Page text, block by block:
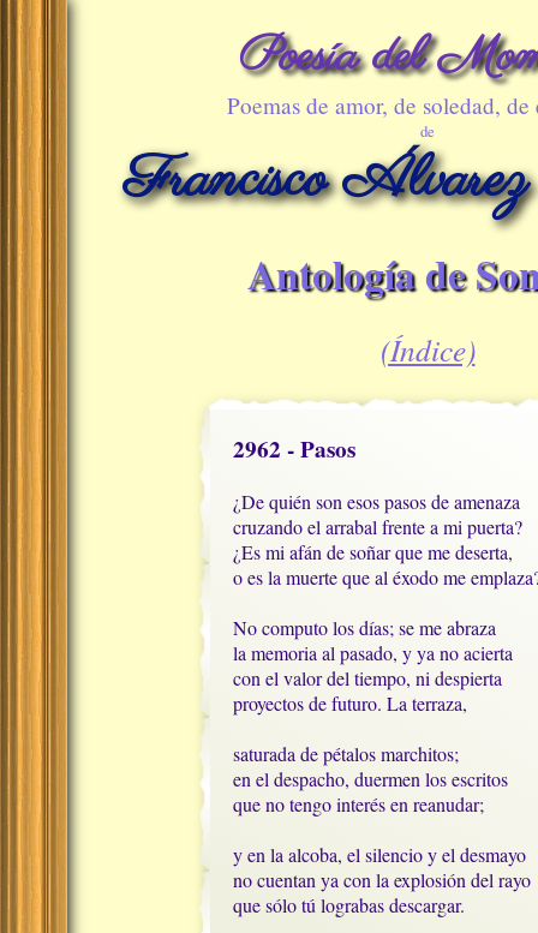
Poesía del
Poemas de amor, de soledad, de
de
Francisco
Antología de
(Índice)
2962 - Pasos
¿De quién son esos pasos de amenaza
cruzando el arrabal frente a mi puerta?
¿Es mi afán de soñar que me deserta,
o es la muerte que al éxodo me
No computo los días; se me abraza
la memoria al pasado, y ya no acierta
con el valor del tiempo, ni despierta
proyectos de futuro. La terraza,
saturada de pétalos marchitos;
en el despacho, duermen los escritos
que no tengo interés en reanudar;
y en la alcoba, el silencio y el desmayo
no cuentan ya con la explosión del rayo
que sólo tú lograbas descargar.